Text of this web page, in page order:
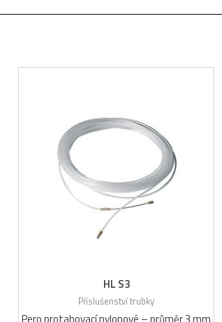
HL S3
Příslušenství trubky
Pero protahovací nylonové – průměr 3 mm